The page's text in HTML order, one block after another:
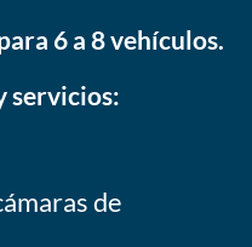
6 a 8 vehículos.
servicios:
de